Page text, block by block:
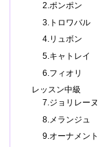
2.ポンポン
3.トロワバル
4.リュボン
5.キャトレイ
6.フィオリ
レッスン中級
7.ジョリレーヌ
8.メランジュ
9.オーナメント